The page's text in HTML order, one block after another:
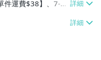
件運費$38】、7-EL
運費$38】、萊爾富
】